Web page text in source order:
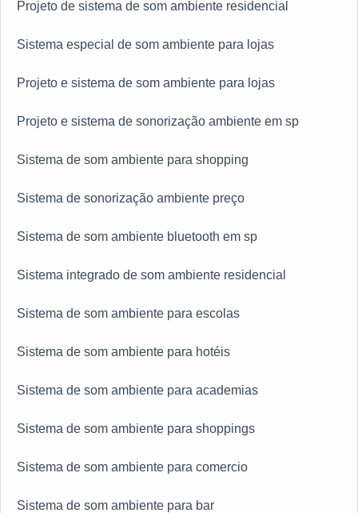
Projeto de sistema de som ambiente residencial
Sistema especial de som ambiente para lojas
Projeto e sistema de som ambiente para lojas
Projeto e sistema de sonorização ambiente em sp
Sistema de som ambiente para shopping
Sistema de sonorização ambiente preço
Sistema de som ambiente bluetooth em sp
Sistema integrado de som ambiente residencial
Sistema de som ambiente para escolas
Sistema de som ambiente para hotéis
Sistema de som ambiente para academias
Sistema de som ambiente para shoppings
Sistema de som ambiente para comercio
Sistema de som ambiente para bar